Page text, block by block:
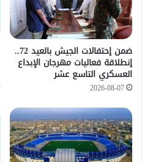
ضمن إحتفالات الجيش بالعيد 72..
إنطلاقة فعاليات مهرجان الإبداع
العسكري التاسع عشر
2026-08-07